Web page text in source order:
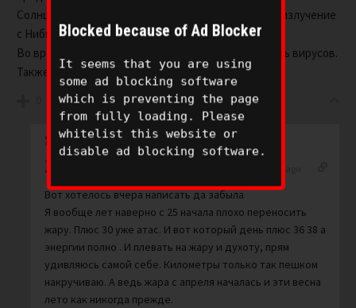
Blocked because of Ad Blocker
It seems that you are using
some ad blocking software
which is preventing the page
from fully loading. Please
whitelist this website or
disable ad blocking software.
Солнце, в свою очередь, своими вспышками гасит излучение
с Нибиру.
Во время активности солнца снижается активность вирусов.
Также наоборот.
Вот хотелось вчера написать да забыла
Я вообще лет наверно с 25 начала плохо переносить
жару. Плюс 30 уже атас. И вот который день плюс 36 38 а
энергии полно . И плевать на жару и духоту, прям
удивляюсь самой себе. Километры только так пешком
накручиваю. А ведь жара с апреля началась и эти весна
лето как никогда прежде.